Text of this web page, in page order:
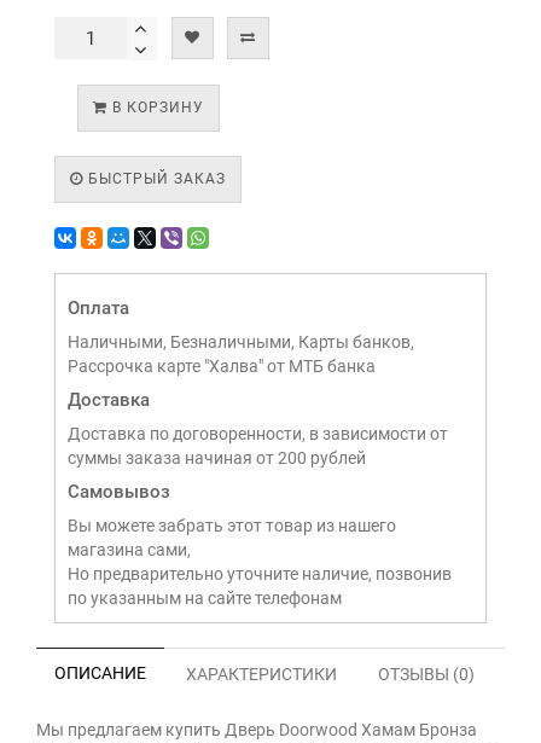
В КОРЗИНУ
БЫСТРЫЙ ЗАКАЗ
Оплата
Наличными, Безналичными, Карты банков,
Рассрочка карте "Халва" от МТБ банка
Доставка
Доставка по договоренности, в зависимости от
суммы заказа начиная от 200 рублей
Самовывоз
Вы можете забрать этот товар из нашего
магазина сами,
Но предварительно уточните наличие, позвонив
по указанным на сайте телефонам
ОПИСАНИЕ ХАРАКТЕРИСТИКИ ОТЗЫВЫ (0)
Мы предлагаем купить Дверь Doorwood Хамам Бронза